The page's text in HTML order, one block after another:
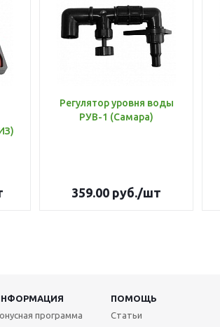
№5а` (НИЗ)
Регулятор уровня воды
РУВ-1 (Самара)
359.00 руб./шт
ПОМОЩЬ
программа
Статьи